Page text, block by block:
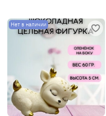
Нет в наличии